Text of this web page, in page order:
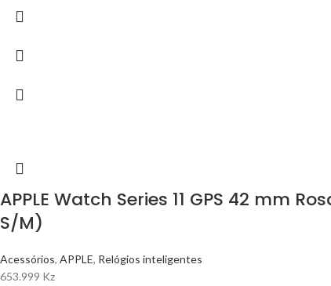
APPLE Watch Series 11 GPS 42 mm
S/M)
Acessórios, APPLE, Relógios inteligentes
653.999 Kz